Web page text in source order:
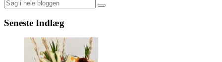
Search
Seneste Indlæg